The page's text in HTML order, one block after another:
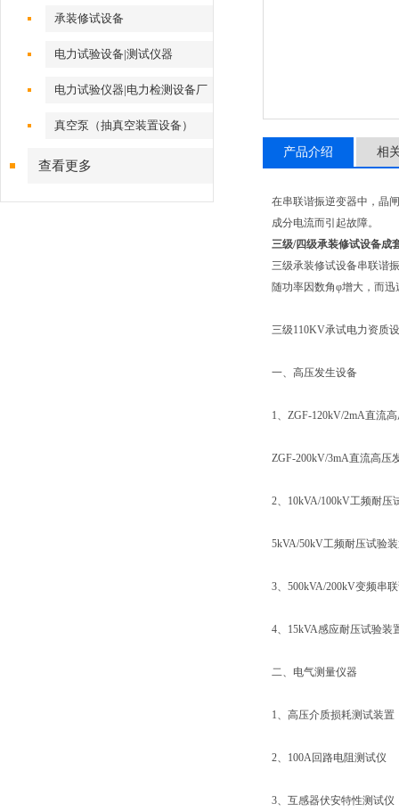
承装修试设备
电力试验设备|测试仪器
电力试验仪器|电力检测设备厂
真空泵（抽真空装置设备）
查看更多
产品介绍 相
在串联谐振逆变器中，晶
成分电流而引起故障。
三级/四级承装修试设备成
三级承装修试设备串联谐
随功率因数角φ增大，而迅
三级110KV承试电力资质
一、高压发生设备
1、ZGF-120kV/2mA直流
ZGF-200kV/3mA直流高压
2、10kVA/100kV工频耐压
5kVA/50kV工频耐压试验
3、500kVA/200kV变频串
4、15kVA感应耐压试验装
二、电气测量仪器
1、高压介质损耗测试装置
2、100A回路电阻测试仪
3、互感器伏安特性测试仪